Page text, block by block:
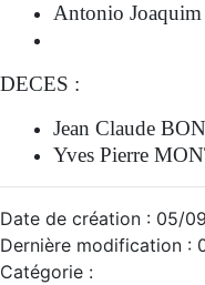
Antonio
DECES :
Jean Claude
Yves Pierre
Date de création : 05/
Dernière modification :
Catégorie :